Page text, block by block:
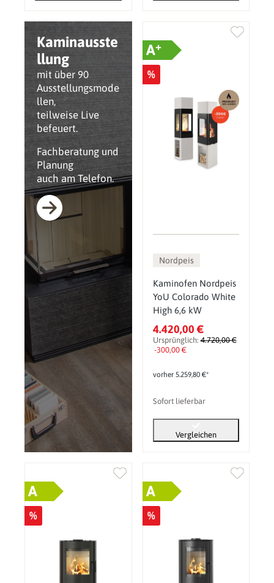
Kaminausste
llung
mit über 90
Ausstellungsmode
llen,
teilweise Live
befeuert.
Fachberatung und
Planung
auch am Telefon.
A+
%
Nordpeis
Kaminofen Nordpeis
YoU Colorado White
High 6,6 kW
4.420,00 €
Ursprünglich:4.720,00 €
-300,00 €
vorher 5.259,80 €*
Sofort lieferbar
Vergleichen
A
%
A
%